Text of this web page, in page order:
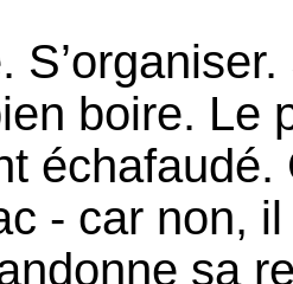
boire. Le
- car non,
sa